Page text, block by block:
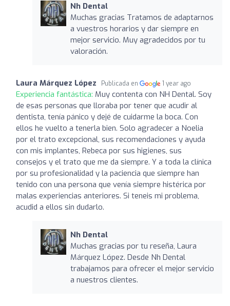
Nh Dental
Muchas gracias Tratamos de adaptarnos
a vuestros horarios y dar siempre en
mejor servicio. Muy agradecidos por tu
valoración.
Laura Márquez López Publicada en 1 year ago
Experiencia fantástica: Muy contenta con NH Dental. Soy
de esas personas que lloraba por tener que acudir al
dentista, tenía pánico y dejé de cuidarme la boca. Con
ellos he vuelto a tenerla bien. Solo agradecer a Noelia
por el trato excepcional, sus recomendaciones y ayuda
con mis implantes, Rebeca por sus higienes, sus
consejos y el trato que me da siempre. Y a toda la clínica
por su profesionalidad y la paciencia que siempre han
tenido con una persona que venía siempre histérica por
malas experiencias anteriores. Si teneis mi problema,
acudid a ellos sin dudarlo.
Nh Dental
Muchas gracias por tu reseña, Laura
Márquez López. Desde Nh Dental
trabajamos para ofrecer el mejor servicio
a nuestros clientes.